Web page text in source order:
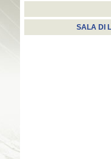
SALA DI